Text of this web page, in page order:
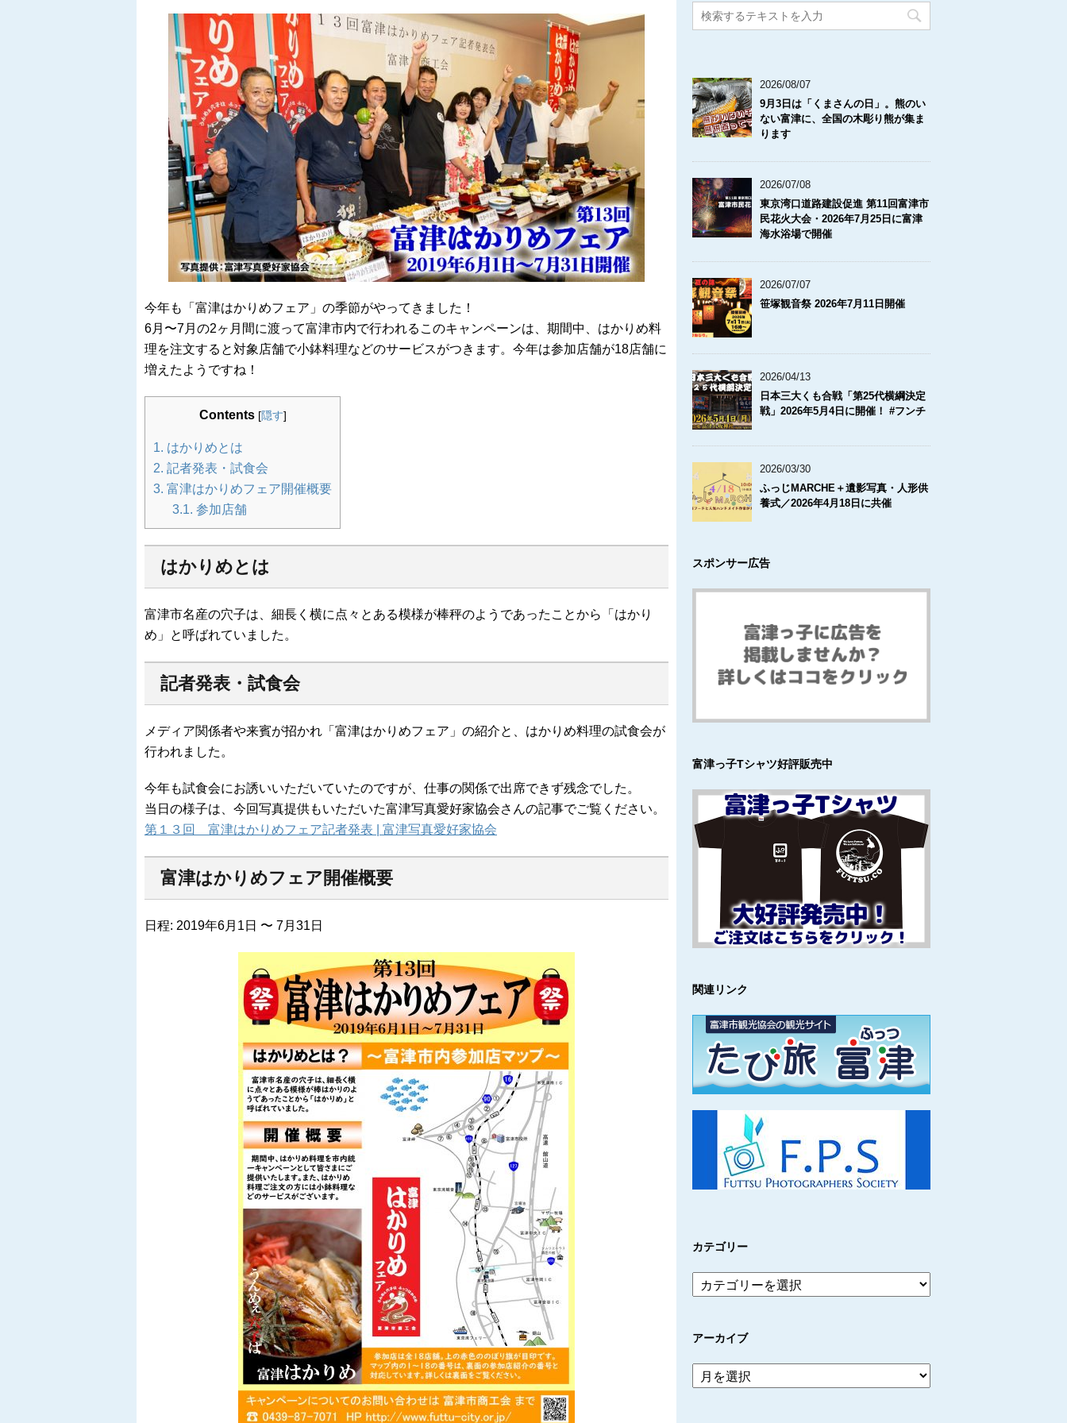
今年も「富津はかりめフェア」の季節がやってきました！
6月〜7月の2ヶ月間に渡って富津市内で行われるこのキャンペーンは、期間中、はかりめ料
理を注文すると対象店舗で小鉢料理などのサービスがつきます。今年は参加店舗が18店舗に
増えたようですね！
Contents [隠す]
1. はかりめとは
2. 記者発表・試食会
3. 富津はかりめフェア開催概要
3.1. 参加店舗
はかりめとは
富津市名産の穴子は、細長く横に点々とある模様が棒秤のようであったことから「はかり
め」と呼ばれていました。
記者発表・試食会
メディア関係者や来賓が招かれ「富津はかりめフェア」の紹介と、はかりめ料理の試食会が
行われました。
今年も試食会にお誘いいただいていたのですが、仕事の関係で出席できず残念でした。
当日の様子は、今回写真提供もいただいた富津写真愛好家協会さんの記事でご覧ください。
第１３回 富津はかりめフェア記者発表 | 富津写真愛好家協会
富津はかりめフェア開催概要
日程: 2019年6月1日 〜 7月31日
2026/08/07
9月3日は「くまさんの日」。熊のい
ない富津に、全国の木彫り熊が集ま
ります
2026/07/08
東京湾口道路建設促進 第11回富津市
民花火大会・2026年7月25日に富津
海水浴場で開催
2026/07/07
笹塚観音祭 2026年7月11日開催
2026/04/13
日本三大くも合戦「第25代横綱決定
戦」2026年5月4日に開催！ #フンチ
2026/03/30
ふっじMARCHE＋遺影写真・人形供
養式／2026年4月18日に共催
スポンサー広告
富津っ子Tシャツ好評販売中
関連リンク
カテゴリー
アーカイブ
ア
ー